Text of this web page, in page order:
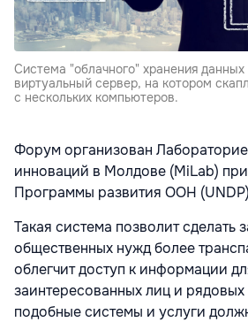
Система "облачного" хранения
виртуальный сервер, на котором
с нескольких компьютеров.
Форум организован
инноваций в Молдове (MiLab)
Программы развития ООН
Такая система позволит сделать
общественных нужд более
облегчит доступ к информации
заинтересованных лиц и
подобные системы и услуги